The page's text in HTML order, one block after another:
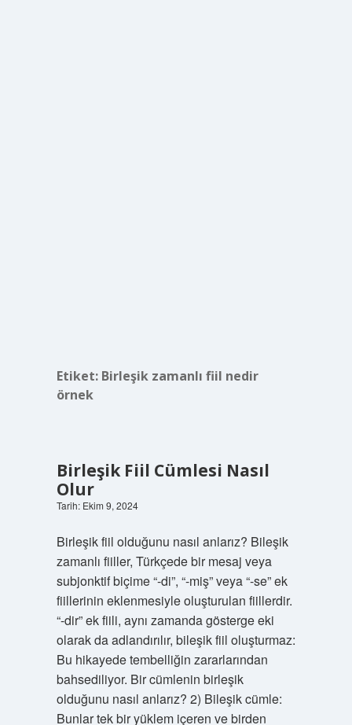
Etiket: Birleşik zamanlı fiil nedir
örnek
Birleşik Fiil Cümlesi Nasıl
Olur
Tarih: Ekim 9, 2024
Birleşik fiil olduğunu nasıl anlarız? Bileşik
zamanlı fiiller, Türkçede bir mesaj veya
subjonktif biçime “-di”, “-miş” veya “-se” ek
fiillerinin eklenmesiyle oluşturulan fiillerdir.
“-dir” ek fiili, aynı zamanda gösterge eki
olarak da adlandırılır, bileşik fiil oluşturmaz:
Bu hikayede tembelliğin zararlarından
bahsediliyor. Bir cümlenin birleşik
olduğunu nasıl anlarız? 2) Bileşik cümle:
Bunlar tek bir yüklem içeren ve birden